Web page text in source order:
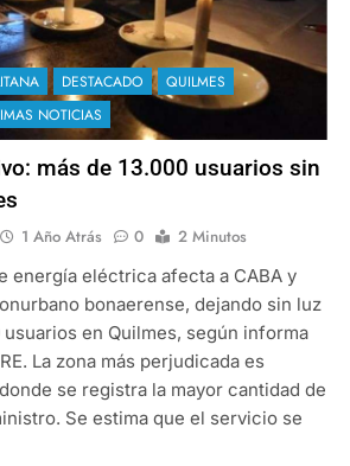
DESTACADO
QUILMES
NOTICIAS
más de 13.000 usuarios sin
1 Año Atrás 0
2 Minutos
energía eléctrica afecta a CABA y
bonaerense, dejando sin luz
usuarios en Quilmes, según informa
La zona más perjudicada es
se registra la mayor cantidad de
Se estima que el servicio se